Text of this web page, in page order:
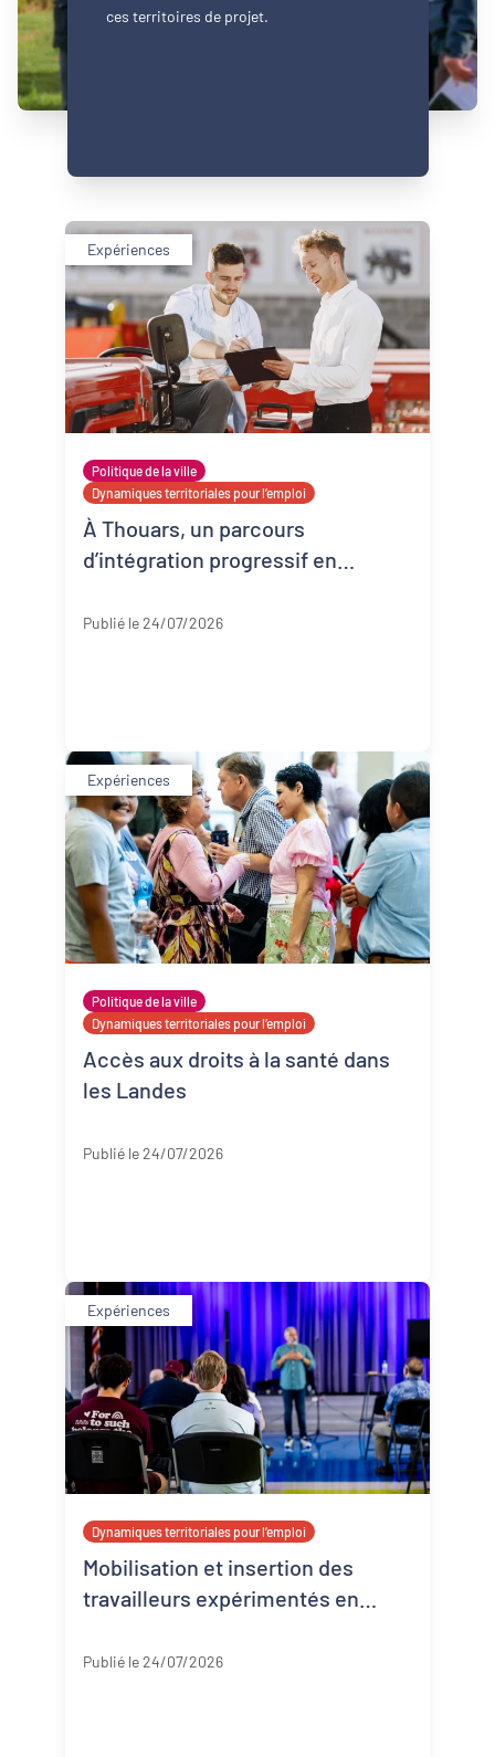
ces territoires de projet.
Expériences
Politique de la ville
Dynamiques territoriales pour l’emploi
À Thouars, un parcours
d’intégration progressif en
Publié le 24/07/2026
Expériences
Politique de la ville
Dynamiques territoriales pour l’emploi
Accès aux droits à la santé dans
les Landes
Publié le 24/07/2026
Expériences
Dynamiques territoriales pour l’emploi
Mobilisation et insertion des
travailleurs expérimentés en
Publié le 24/07/2026